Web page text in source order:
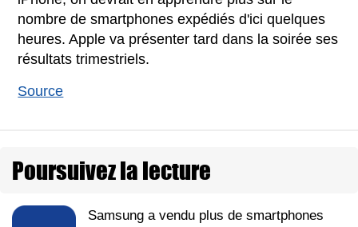
nombre de smartphones expédiés d'ici quelques
heures. Apple va présenter tard dans la soirée ses
résultats trimestriels.
Source
Poursuivez la lecture
Samsung a vendu plus de smartphones